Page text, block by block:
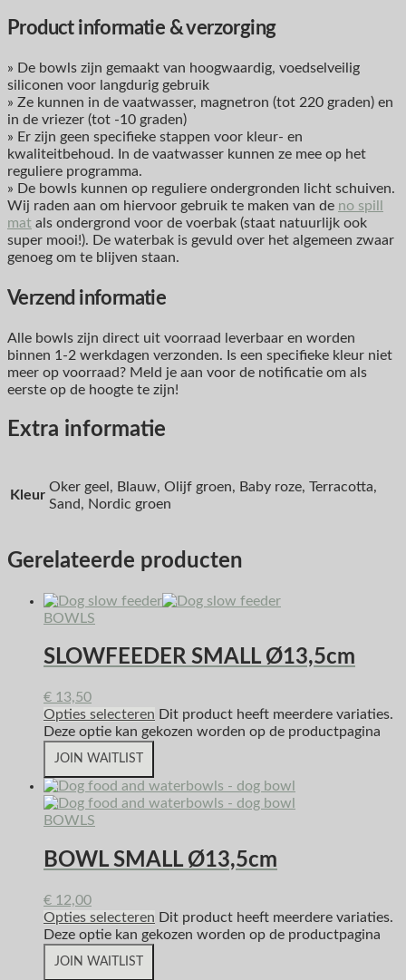
Product informatie & verzorging
» De bowls zijn gemaakt van hoogwaardig, voedselveilig
siliconen voor langdurig gebruik
» Ze kunnen in de vaatwasser, magnetron (tot 220 graden) en
in de vriezer (tot -10 graden)
» Er zijn geen specifieke stappen voor kleur- en
kwaliteitbehoud. In de vaatwasser kunnen ze mee op het
reguliere programma.
» De bowls kunnen op reguliere ondergronden licht schuiven.
Wij raden aan om hiervoor gebruik te maken van de no spill
mat als ondergrond voor de voerbak (staat natuurlijk ook
super mooi!). De waterbak is gevuld over het algemeen zwaar
genoeg om te blijven staan.
Verzend informatie
Alle bowls zijn direct uit voorraad leverbaar en worden
binnen 1-2 werkdagen verzonden. Is een specifieke kleur niet
meer op voorraad? Meld je aan voor de notificatie om als
eerste op de hoogte te zijn!
Extra informatie
Kleur
Oker geel, Blauw, Olijf groen, Baby roze, Terracotta,
Sand, Nordic groen
Gerelateerde producten
BOWLS
SLOWFEEDER SMALL Ø13,5cm
€ 13,50
Opties selecteren Dit product heeft meerdere variaties.
Deze optie kan gekozen worden op de productpagina
JOIN WAITLIST
BOWLS
BOWL SMALL Ø13,5cm
€ 12,00
Opties selecteren Dit product heeft meerdere variaties.
Deze optie kan gekozen worden op de productpagina
JOIN WAITLIST